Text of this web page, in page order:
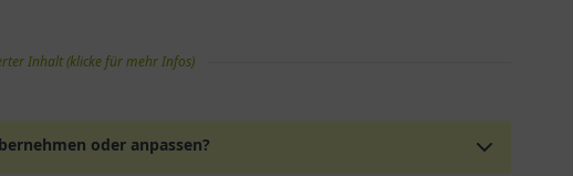
Inhalt (klicke für mehr Infos)
oder anpassen?